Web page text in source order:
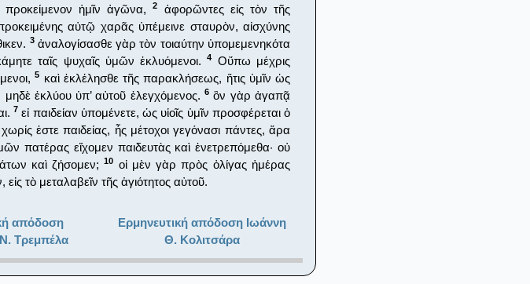
προκείμενον ἡμῖν ἀγῶνα,2
ἀφορῶντες εἰς τὸν τῆς
αὐτῷ χαρᾶς ὑπέμεινε σταυρὸν, αἰσχύνης
3ἀναλογίσασθε γὰρ τὸν τοιαύτην ὑπομεμενηκότα
ταῖς ψυχαῖς ὑμῶν ἐκλυόμενοι.4
Οὔπω μέχρις
5 καὶ ἐκλέλησθε τῆς παρακλήσεως, ἥτις ὑμῖν ὡς
μηδὲ ἐκλύου ὑπ’ αὐτοῦ ἐλεγχόμενος.6 ὃν γὰρ ἀγαπᾷ
7 εἰ παιδείαν ὑπομένετε, ὡς υἱοῖς ὑμῖν προσφέρεται ὁ
ἐστε παιδείας, ἧς μέτοχοι γεγόνασι πάντες, ἄρα
πατέρας εἴχομεν παιδευτὰς καὶ ἐνετρεπόμεθα· οὐ
καὶ ζήσομεν;10 οἱ μὲν γὰρ πρὸς ὀλίγας ἡμέρας
τὸ μεταλαβεῖν τῆς ἁγιότητος αὐτοῦ.
απόδοση
Τρεμπέλα
Ερμηνευτική απόδοση Ιωάννη
Θ. Κολιτσάρα